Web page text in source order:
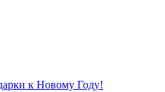
к Новому Году!